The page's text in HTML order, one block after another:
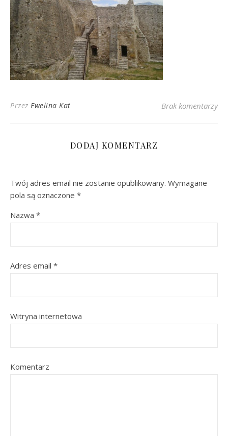
Przez Ewelina Kat Brak komentarzy
DODAJ KOMENTARZ
Twój adres email nie zostanie opublikowany. Wymagane
pola są oznaczone *
Nazwa *
Adres email *
Witryna internetowa
Komentarz